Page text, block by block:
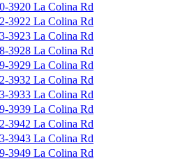
3920 La Colina Rd
3922 La Colina Rd
3923 La Colina Rd
3928 La Colina Rd
3929 La Colina Rd
3932 La Colina Rd
3933 La Colina Rd
3939 La Colina Rd
3942 La Colina Rd
3943 La Colina Rd
3949 La Colina Rd